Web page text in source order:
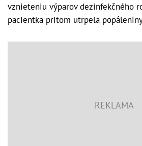
vznieteniu výparov dezinfekčného
pacientka pritom utrpela